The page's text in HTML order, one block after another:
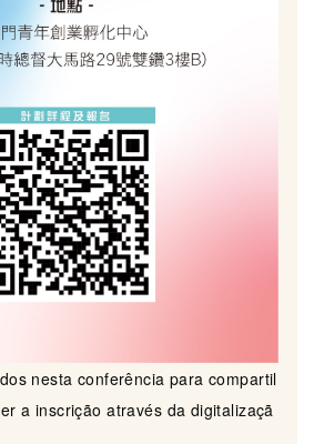
nesta conferência para compartil
a inscrição através da digitalizaçã